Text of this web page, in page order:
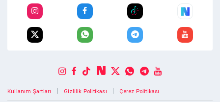
Kullanım Şartları Gizlilik Politikası Çerez Politikası